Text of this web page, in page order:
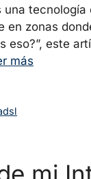
en zonas
eso?”, este
más